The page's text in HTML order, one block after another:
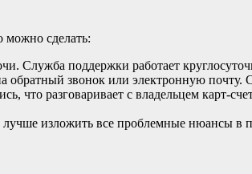
можно сделать:
Служба поддержки работает
обратный звонок или электронную почту.
что разговаривает с владельцем карт-
лучше изложить все проблемные нюансы в